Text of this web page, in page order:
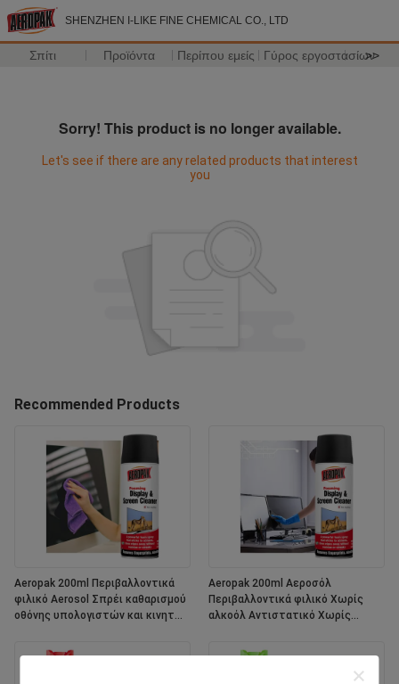
SHENZHEN I-LIKE FINE CHEMICAL CO., LTD
Σπίτι Προϊόντα Περίπου εμείς Γύρος εργοστασίων
>>
Sorry! This product is no longer available.
Let's see if there are any related products that interest
you
Recommended Products
Aeropak 200ml Περιβαλλοντικά
φιλικό Aerosol Σπρέι καθαρισμού
οθόνης υπολογιστών και κινητών
Aeropak 200ml Αεροσόλ
Περιβαλλοντικά φιλικό Χωρίς
αλκοόλ Αντιστατικό Χωρίς
Πολυπρόθεσμη εξατομικευμένη